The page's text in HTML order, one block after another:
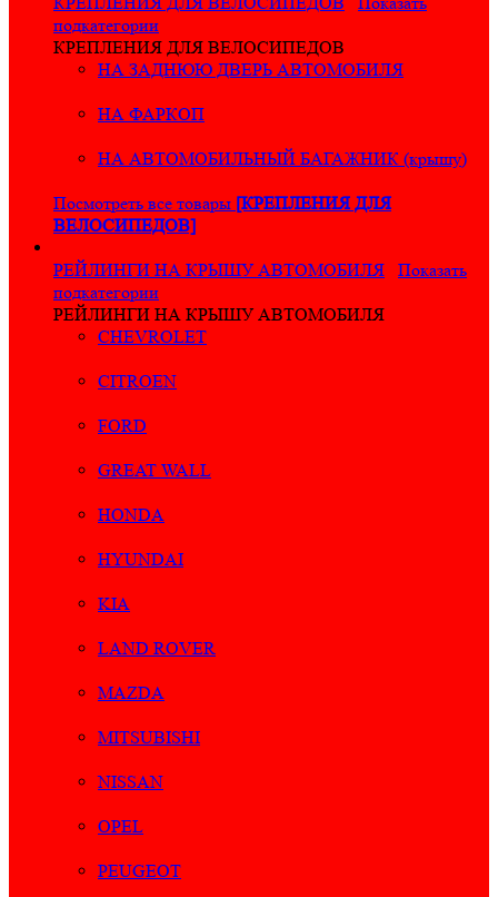
подкатегории
КРЕПЛЕНИЯ ДЛЯ ВЕЛОСИПЕДОВ
НА ЗАДНЮЮ ДВЕРЬ АВТОМОБИЛЯ
НА ФАРКОП
НА АВТОМОБИЛЬНЫЙ БАГАЖНИК (крышу)
Посмотреть все товары [КРЕПЛЕНИЯ ДЛЯ
ВЕЛОСИПЕДОВ]
РЕЙЛИНГИ НА КРЫШУ АВТОМОБИЛЯ
Показать
подкатегории
РЕЙЛИНГИ НА КРЫШУ АВТОМОБИЛЯ
CHEVROLET
CITROEN
FORD
GREAT WALL
HONDA
HYUNDAI
KIA
LAND ROVER
MAZDA
MITSUBISHI
NISSAN
OPEL
PEUGEOT